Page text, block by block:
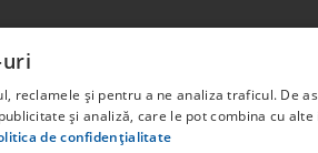
în mod obligatoriu poziția oficială
proiectului: STUDENT START-UP
uri
reclamele și pentru a ne analiza traficul. De
și analiză, care le pot combina cu
de confidențialitate